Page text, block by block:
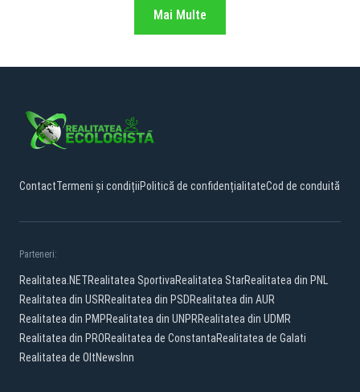
Mai Multe
ContactTermeni și condițiiPolitică de confidențialitateCod de conduită
Parteneri:
Realitatea.NETRealitatea SportivaRealitatea StarRealitatea din PNL
Realitatea din USRRealitatea din PSDRealitatea din AUR
Realitatea din PMPRealitatea din UNPRRealitatea din UDMR
Realitatea din PRORealitatea de ConstantaRealitatea de Galati
Realitatea de OltNewsInn